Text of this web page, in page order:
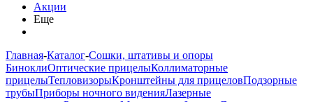
Акции
Еще
Главная-Каталог-Сошки, штативы и опоры
БиноклиОптические прицелыКоллиматорные
прицелыТепловизорыКронштейны для прицеловПодзорные
трубыПриборы ночного виденияЛазерные